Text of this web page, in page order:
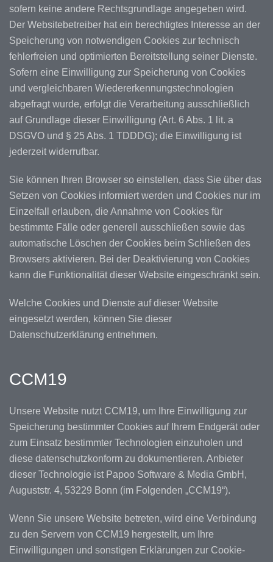
sofern keine andere Rechtsgrundlage angegeben wird.
Der Websitebetreiber hat ein berechtigtes Interesse an der
Speicherung von notwendigen Cookies zur technisch
fehlerfreien und optimierten Bereitstellung seiner Dienste.
Sofern eine Einwilligung zur Speicherung von Cookies
und vergleichbaren Wiedererkennungstechnologien
abgefragt wurde, erfolgt die Verarbeitung ausschließlich
auf Grundlage dieser Einwilligung (Art. 6 Abs. 1 lit. a
DSGVO und § 25 Abs. 1 TDDDG); die Einwilligung ist
jederzeit widerrufbar.
Sie können Ihren Browser so einstellen, dass Sie über das
Setzen von Cookies informiert werden und Cookies nur im
Einzelfall erlauben, die Annahme von Cookies für
bestimmte Fälle oder generell ausschließen sowie das
automatische Löschen der Cookies beim Schließen des
Browsers aktivieren. Bei der Deaktivierung von Cookies
kann die Funktionalität dieser Website eingeschränkt sein.
Welche Cookies und Dienste auf dieser Website
eingesetzt werden, können Sie dieser
Datenschutzerklärung entnehmen.
CCM19
Unsere Website nutzt CCM19, um Ihre Einwilligung zur
Speicherung bestimmter Cookies auf Ihrem Endgerät oder
zum Einsatz bestimmter Technologien einzuholen und
diese datenschutzkonform zu dokumentieren. Anbieter
dieser Technologie ist Papoo Software & Media GmbH,
Auguststr. 4, 53229 Bonn (im Folgenden „CCM19“).
Wenn Sie unsere Website betreten, wird eine Verbindung
zu den Servern von CCM19 hergestellt, um Ihre
Einwilligungen und sonstigen Erklärungen zur Cookie-